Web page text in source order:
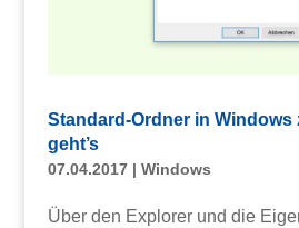
Standard-Ordner in Windows
geht’s
07.04.2017| Windows
Über den Explorer und die